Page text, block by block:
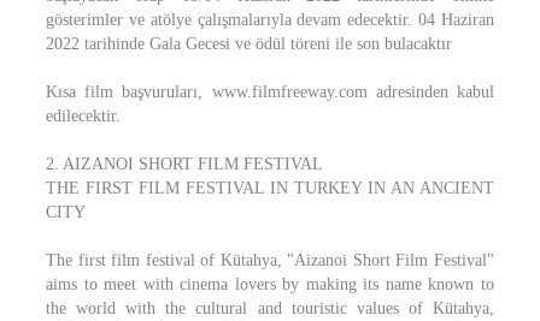
gösterimler ve atölye çalışmalarıyla devam edecektir. 04 Haziran
2022 tarihinde Gala Gecesi ve ödül töreni ile son bulacaktır
Kısa film başvuruları, www.filmfreeway.com adresinden kabul
edilecektir.
2. AIZANOI SHORT FILM FESTIVAL
THE FIRST FILM FESTIVAL IN TURKEY IN AN ANCIENT
CITY
The first film festival of Kütahya, "Aizanoi Short Film Festival"
aims to meet with cinema lovers by making its name known to
the world with the cultural and touristic values ​​of Kütahya,